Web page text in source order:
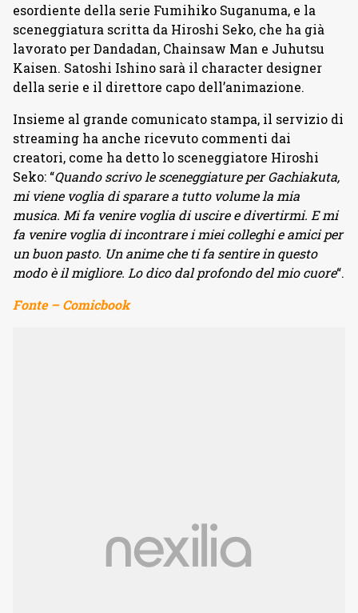
esordiente della serie Fumihiko Suganuma, e la
sceneggiatura scritta da Hiroshi Seko, che ha già
lavorato per Dandadan, Chainsaw Man e Juhutsu
Kaisen. Satoshi Ishino sarà il character designer
della serie e il direttore capo dell’animazione.
Insieme al grande comunicato stampa, il servizio di
streaming ha anche ricevuto commenti dai
creatori, come ha detto lo sceneggiatore Hiroshi
Seko: “Quando scrivo le sceneggiature per Gachiakuta,
mi viene voglia di sparare a tutto volume la mia
musica. Mi fa venire voglia di uscire e divertirmi. E mi
fa venire voglia di incontrare i miei colleghi e amici per
un buon pasto. Un anime che ti fa sentire in questo
modo è il migliore. Lo dico dal profondo del mio cuore“.
Fonte – Comicbook